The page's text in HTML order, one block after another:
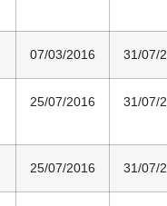
07/03/2016 31/07/
25/07/2016 31/07/
25/07/2016 31/07/